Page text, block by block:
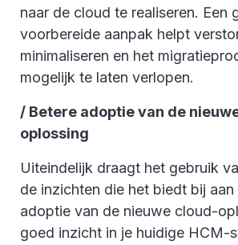
naar de cloud te realiseren. Een
voorbereide aanpak helpt
minimaliseren en het
mogelijk te laten verlopen.
/ Betere adoptie van de
oplossing
Uiteindelijk draagt het gebruik
de inzichten die het biedt bij aan
adoptie van de nieuwe cloud-
goed inzicht in je huidige HCM-